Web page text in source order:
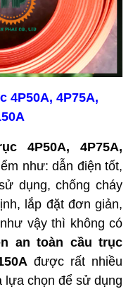
4P50A, 4P75A,
4P50A, 4P75A,
như: dẫn điện tốt,
dụng, chống cháy
lắp đặt đơn giản,
vậy thì không có
an toàn cầu trục
được rất nhiều
lựa chọn để sử dụng